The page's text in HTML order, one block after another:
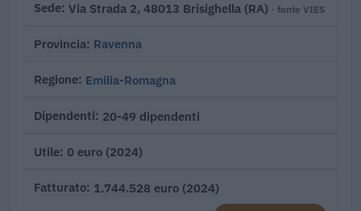
Sede Via Strada 2, 48013 Brisighella (RA) · fonte VIES
Provincia Ravenna
Regione Emilia-Romagna
Dipendenti 20-49 dipendenti
Utile 0 euro (2024)
Fatturato 1.744.528 euro (2024)